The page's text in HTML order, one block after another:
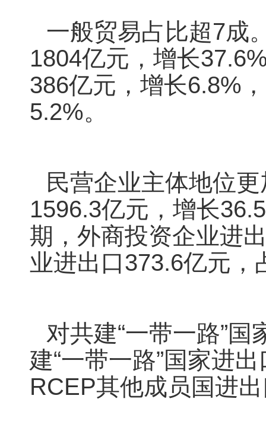
一般贸易占比超7成
1804亿元，增长
386亿元，增长6.8%
5.2%。
民营企业主体地位
1596.3亿元，增长
期，外商投资企业进
业进出口373.6亿元，
对共建“一带一路”
建“一带一路”国家进
RCEP其他成员国进